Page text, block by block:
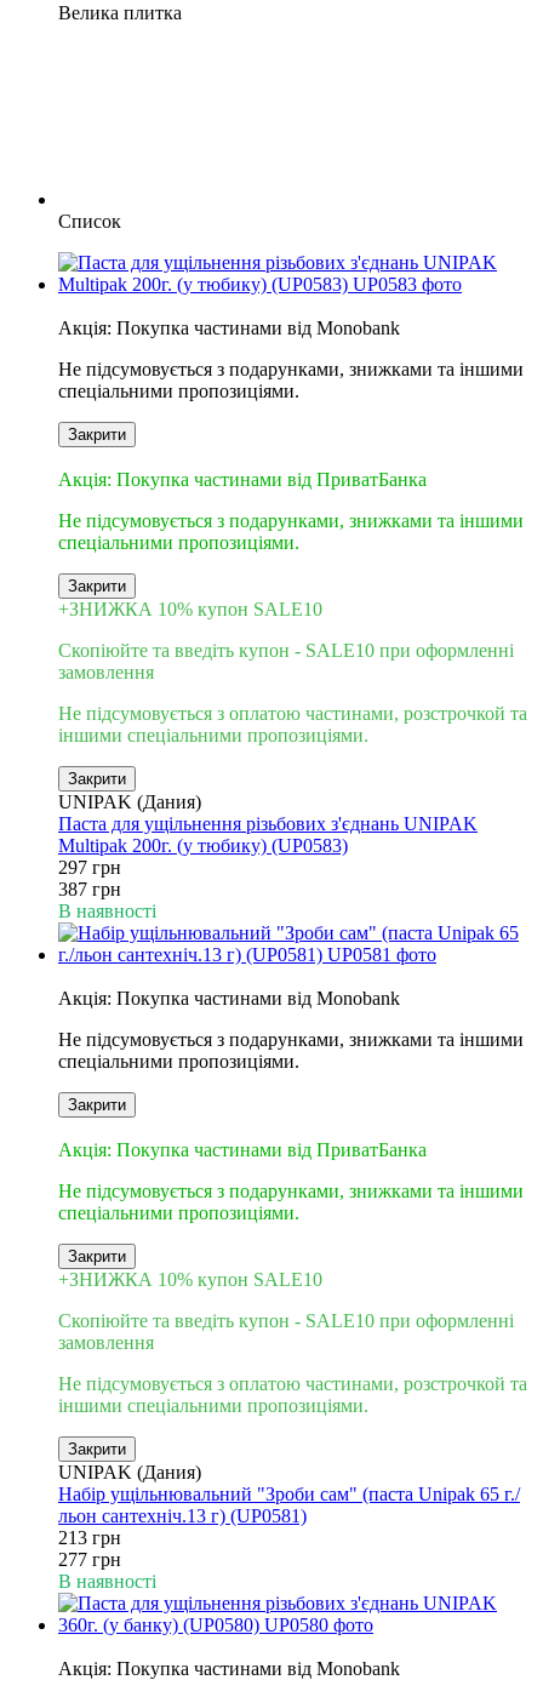
Велика плитка
Список
Акція: Покупка частинами від Monobank
Не підсумовується з подарунками, знижками та іншими
спеціальними пропозиціями.
Закрити
Акція: Покупка частинами від ПриватБанка
Не підсумовується з подарунками, знижками та іншими
спеціальними пропозиціями.
Закрити
+ЗНИЖКА 10% купон SALE10
Скопіюйте та введіть купон - SALE10 при оформленні
замовлення
Не підсумовується з оплатою частинами, розстрочкой та
іншими спеціальними пропозиціями.
Закрити
UNIPAK (Дания)
Паста для ущільнення різьбових з'єднань UNIPAK
Multipak 200г. (у тюбику) (UP0583)
297 грн
387 грн
В наявності
Акція: Покупка частинами від Monobank
Не підсумовується з подарунками, знижками та іншими
спеціальними пропозиціями.
Закрити
Акція: Покупка частинами від ПриватБанка
Не підсумовується з подарунками, знижками та іншими
спеціальними пропозиціями.
Закрити
+ЗНИЖКА 10% купон SALE10
Скопіюйте та введіть купон - SALE10 при оформленні
замовлення
Не підсумовується з оплатою частинами, розстрочкой та
іншими спеціальними пропозиціями.
Закрити
UNIPAK (Дания)
Набір ущільнювальний "Зроби сам" (паста Unipak 65 г./
льон сантехніч.13 г) (UP0581)
213 грн
277 грн
В наявності
Акція: Покупка частинами від Monobank